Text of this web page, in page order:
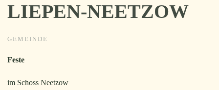
LIEPEN-NEETZOW
GEMEINDE
Feste
im Schoss Neetzow